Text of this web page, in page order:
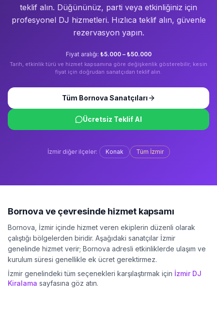
teklif alın. Düğününüz, parti veya etkinliğiniz için
profesyonel DJ hizmetleri. Hızlıca teklif alın, güvenle
rezervasyon yapın.
Fiyat aralığı: ₺5.000 – ₺50.000
Tarih, etkinlik türü ve hizmet kapsamına göre değişkenlik gösterebilir; kesin
fiyat için doğrudan sanatçıdan teklif alın.
Tüm Bornova Sanatçıları
Ücretsiz Teklif Al
İzmirdiğer ilçeler: Konak Tüm İzmir
Bornova ve çevresinde hizmet kapsamı
Bornova İzmir içinde hizmet veren ekiplerin düzenli olarak
çalıştığı bölgelerden biridir. Aşağıdaki sanatçılar İzmir
genelinde hizmet verir; Bornova adresli etkinliklerde ulaşım ve
kurulum süresi genellikle ek ücret gerektirmez.
İzmir genelindeki tüm seçenekleri karşılaştırmak için İzmir DJ
Kiralama sayfasına göz atın.